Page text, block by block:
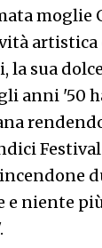
moglie
artistica
la sua
anni '50
e niente